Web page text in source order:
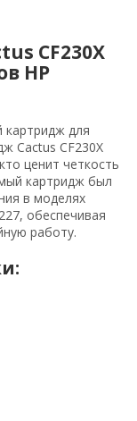
CF230X
HP
для
Cactus CF230X
ценит четкость
картридж был
в моделях
обеспечивая
работу.